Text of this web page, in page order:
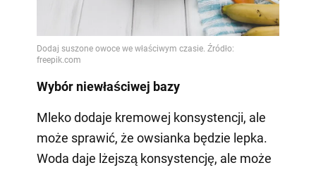
Wybór niewłaściwej bazy
Mleko dodaje kremowej konsystencji, ale
może sprawić, że owsianka będzie lepka.
Woda daje lżejszą konsystencję, ale może